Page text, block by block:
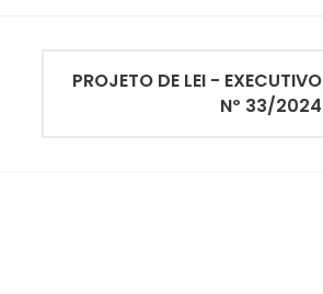
PROJETO DE LEI - EXECUTIVO
Nº 33/2024